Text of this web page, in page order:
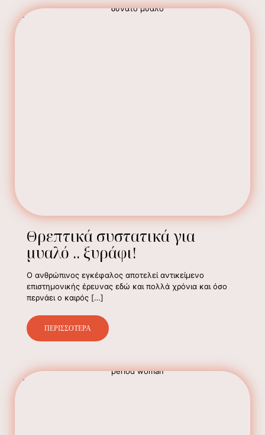
Θρεπτικά συστατικά για
μυαλό .. ξυράφι!
Ο ανθρώπινος εγκέφαλος αποτελεί αντικείμενο
επιστημονικής έρευνας εδώ και πολλά χρόνια και όσο
περνάει ο καιρός […]
ΠΕΡΙΣΣΟΤΕΡΑ